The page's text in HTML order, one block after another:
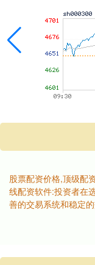
股票配资价格,顶级配
线配资软件:投资者在
善的交易系统和稳定的